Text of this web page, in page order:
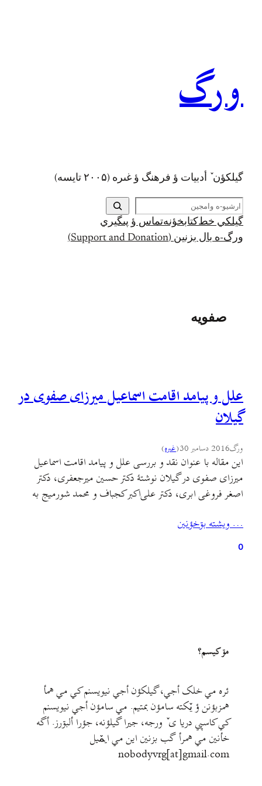
ورگ
گيلکؤن ٚ أدبیات ؤ فرهنگ ؤ غىره (۲۰۰۵ تايسه)
ج
س
ت
ج
گيلکي خط کتابخؤنهتماس ؤ پىگيري
ورگ-ه بال بزنين (Support and Donation)
صفویه
علل و پیامد اقامت اسماعیل میرزای صفوی در
گیلان
ورگ2016 دسامبر 30 (غىره)
این مقاله با عنوان نقد و بررسی علل و پیامد اقامت اسماعیل
میرزای صفوی در گیلان نوشتهٔ دکتر حسین میرجعفری، دکتر
اصغر فروغی ابری، دکتر علی‌اکبر کجباف و محمد شورمیج به
اینجا بگیرید و بخوانید.
… ويشته بۊخؤنين
0
مۊ کيسم؟
ئره مي خلک أجي، گيلکؤن أجي نيويسنم کي مي همأ
همزبؤنن ؤ يٚکته سامؤن بمتيم. مي سامؤن أجي نيويسنم
کي کاسپي دريا ی ٚ ورجه، جيرا گيلؤنه، جؤرا ألبۊرز. أگه
خأنين مي همرأ گب بزنين اين مي ايمٚیل‌ ‌
nobodyvrg[at]gmail.com